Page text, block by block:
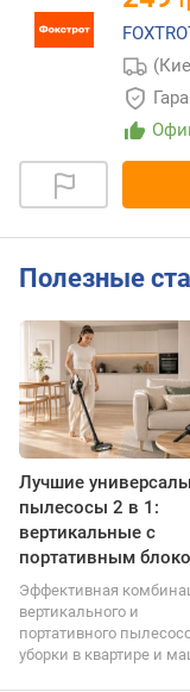
Полезные
Лучшие
пылесосы 2 в 1:
вертикальные с
портативным
Эффективная
вертикального и
портативного
уборки в квартире и